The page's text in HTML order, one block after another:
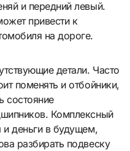
и передний левый.
привести к
на дороге.
детали. Часто
поменять и отбойники,
состояние
Комплексный
и деньги в будущем,
разбирать подвеску